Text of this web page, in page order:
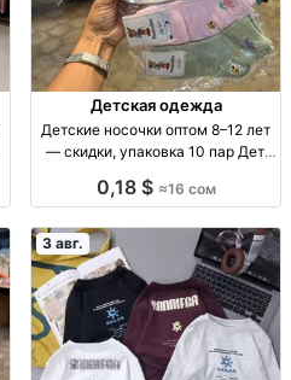
Детская одежда
Детские носочки оптом 8–12 лет
— скидки, упаковка 10 пар Дет.
16 сом
0,18 $ ≈16 сом
3 авг.